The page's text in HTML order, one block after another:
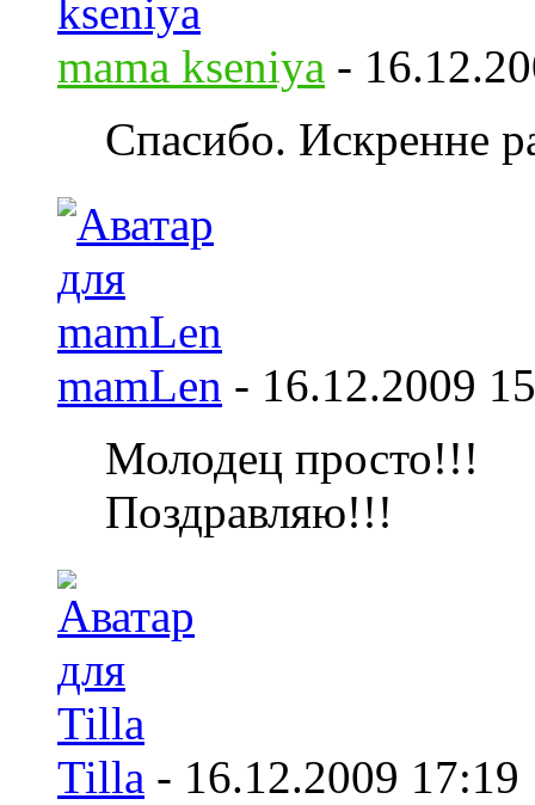
mama kseniya -
Спасибо. Искренне
mamLen - 16.12.2009
Молодец просто!!!
Поздравляю!!!
Tilla - 16.12.2009 17:19